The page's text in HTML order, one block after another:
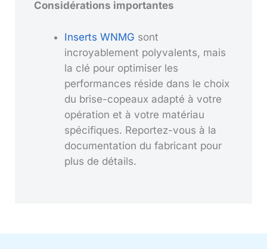
Considérations importantes
Inserts WNMG sont
incroyablement polyvalents, mais
la clé pour optimiser les
performances réside dans le choix
du brise-copeaux adapté à votre
opération et à votre matériau
spécifiques. Reportez-vous à la
documentation du fabricant pour
plus de détails.